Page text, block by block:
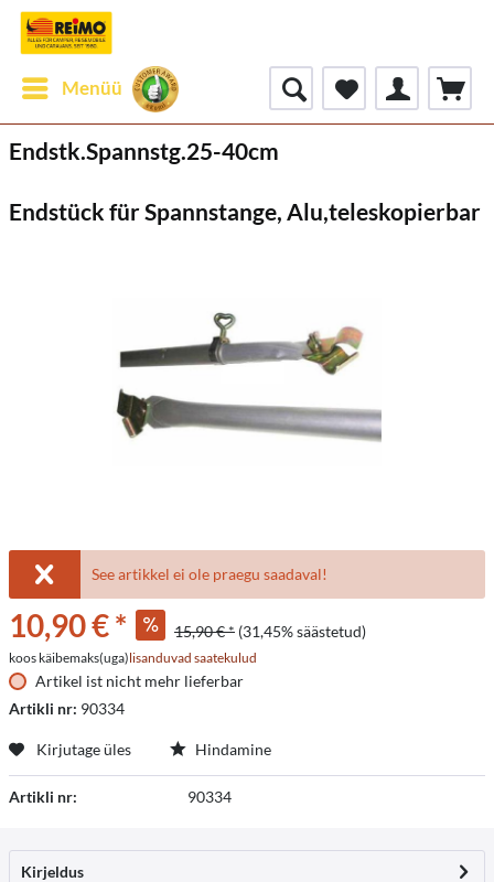
Menüü
Endstk.Spannstg.25-40cm
Endstück für Spannstange, Alu,teleskopierbar
See artikkel ei ole praegu saadaval!
10,90 € * 15,90 € * (31,45% säästetud)
koos käibemaks(uga)lisanduvad saatekulud
Artikel ist nicht mehr lieferbar
Artikli nr: 90334
Kirjutage üles Hindamine
Artikli nr: 90334
Kirjeldus